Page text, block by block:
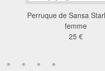
Perruque de Sansa
femme
25 €